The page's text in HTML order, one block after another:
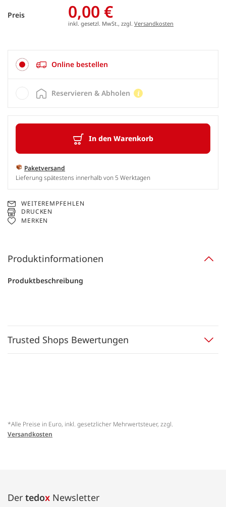
Preis 0,00 €
inkl. gesetzl. MwSt., zzgl. Versandkosten
Online bestellen
In den Warenkorb
Paketversand
Lieferung spätestens innerhalb von 5 Werktagen
Reservieren & Abholen
WEITEREMPFEHLEN
DRUCKEN
MERKEN
Produktinformationen
Produktbeschreibung
Trusted Shops Bewertungen
*Alle Preise in Euro, inkl. gesetzlicher Mehrwertsteuer, zzgl.
Versandkosten
Der tedox Newsletter